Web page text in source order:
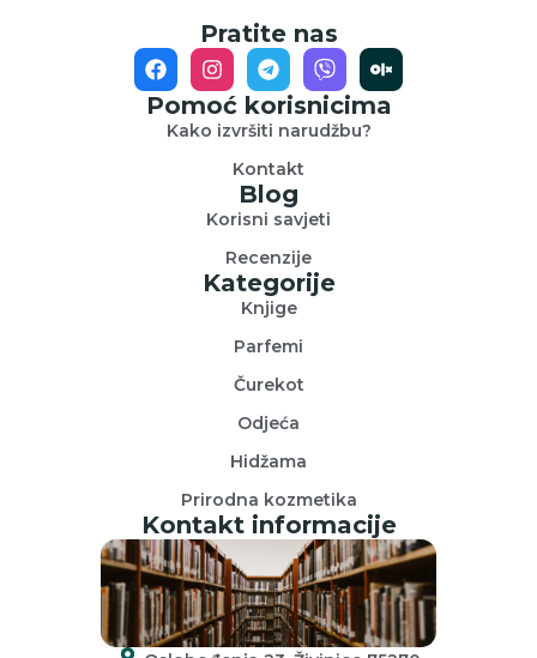
Pratite nas
Pomoć korisnicima
Kako izvršiti narudžbu?
Kontakt
Blog
Korisni savjeti
Recenzije
Kategorije
Knjige
Parfemi
Čurekot
Odjeća
Hidžama
Prirodna kozmetika
Kontakt informacije